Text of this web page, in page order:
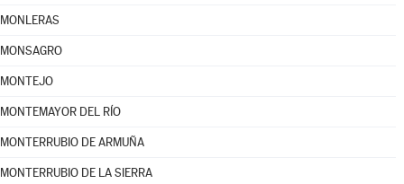
MONLERAS
MONSAGRO
MONTEJO
MONTEMAYOR DEL RÍO
MONTERRUBIO DE ARMUÑA
MONTERRUBIO DE LA SIERRA